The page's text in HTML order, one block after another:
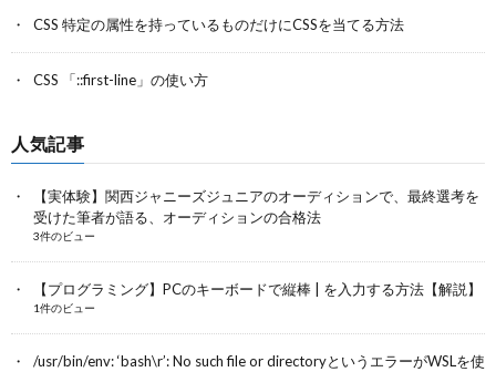
CSS 特定の属性を持っているものだけにCSSを当てる方法
CSS 「::first-line」の使い方
人気記事
【実体験】関西ジャニーズジュニアのオーディションで、最終選考を
受けた筆者が語る、オーディションの合格法
3件のビュー
【プログラミング】PCのキーボードで縦棒 | を入力する方法【解説】
1件のビュー
/usr/bin/env: ‘bash\r’: No such file or directoryというエラーがWSLを使